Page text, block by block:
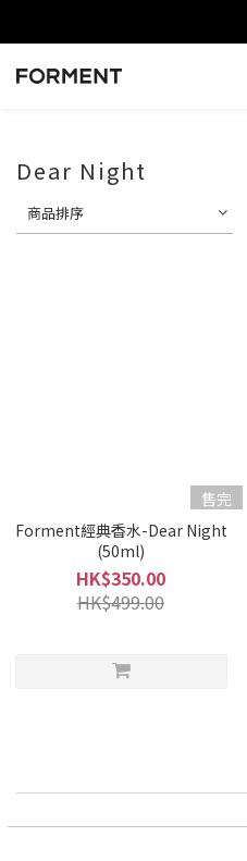
Dear Night
商品排序
售完
Forment經典香水-Dear Night
(50ml)
HK$350.00
HK$499.00